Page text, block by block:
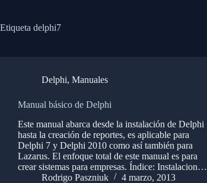
Etiqueta delphi7
Delphi, Manuales
Manual básico de Delphi
Este manual abarca desde la instalación de Delphi
hasta la creación de reportes, es aplicable para
Delphi 7 y Delphi 2010 como así también para
Lazarus. El enfoque total de este manual es para
crear sistemas para empresas. Índice: Instalacion…
Rodrigo Paszniuk
4 marzo, 2013